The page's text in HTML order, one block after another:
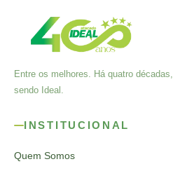
Entre os melhores. Há quatro décadas,
sendo Ideal.
INSTITUCIONAL
Quem Somos